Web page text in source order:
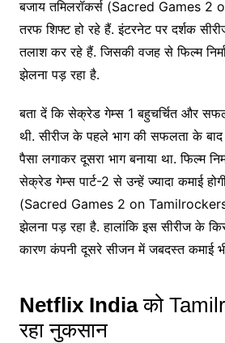
बजाय तमिलरॉकर्स (Sacred Games
तरफ शिफ्ट हो रहे हैं. इंटरनेट पर दर्शक
तलाश कर रहे हैं. जिसकी वजह से फिल्म
झेलना पड़ रहा है.
बता दें कि सेक्रेड गेम्स 1 बहुचर्चित और
थी. सीरीज के पहले भाग की सफलता के बाद
पैसा लगाकर दूसरा भाग बनाया था. फिल्म
सेक्रेड गेम्स पार्ट-2 से उन्हें ज्यादा कमाई
(Sacred Games 2 on
झेलना पड़ रहा है. हालांकि इस सीरीज के
कारण कंपनी दूसरे सीजन में जबदस्त कमाई
Netflix Indiaको
रहा नुकसान